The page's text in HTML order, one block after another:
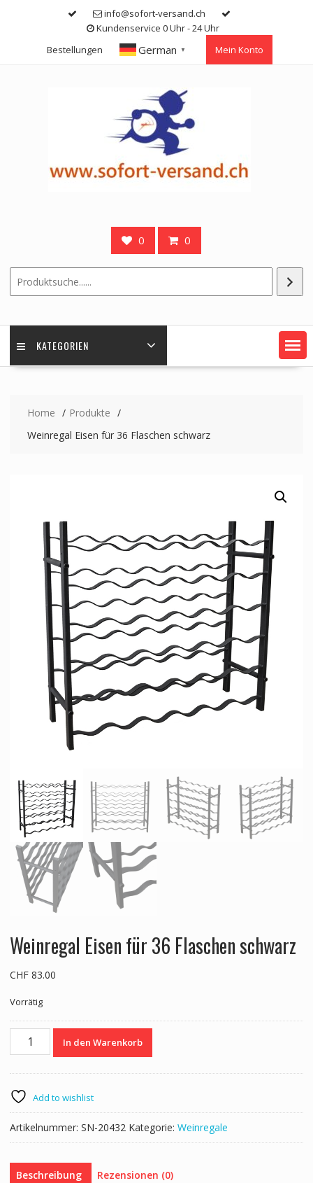
info@sofort-versand.ch
Kundenservice 0 Uhr - 24 Uhr
Bestellungen
German ▼ Mein Konto
0 0
KATEGORIEN
Home
Produkte
Weinregal Eisen für 36 Flaschen schwarz
Weinregal Eisen für 36 Flaschen schwarz
CHF83.00
Vorrätig
Weinregal
Eisen
Flaschen
schwarz
Menge
In den Warenkorb
Add to wishlist
Artikelnummer: SN-20432 Kategorie: Weinregale
Beschreibung Rezensionen (0)